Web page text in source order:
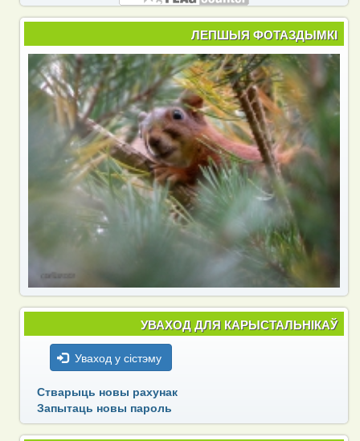
ЛЕПШЫЯ ФОТАЗДЫМКІ
УВАХОД ДЛЯ КАРЫСТАЛЬНІКАЎ
Уваход у сістэму
Стварыць новы рахунак
Запытаць новы пароль